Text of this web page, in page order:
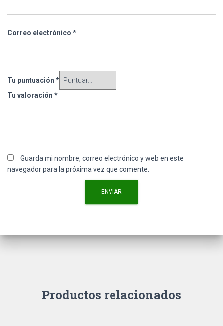
Correo electrónico *
Tu puntuación *
Tu valoración *
Guarda mi nombre, correo electrónico y web en este
navegador para la próxima vez que comente.
Productos relacionados